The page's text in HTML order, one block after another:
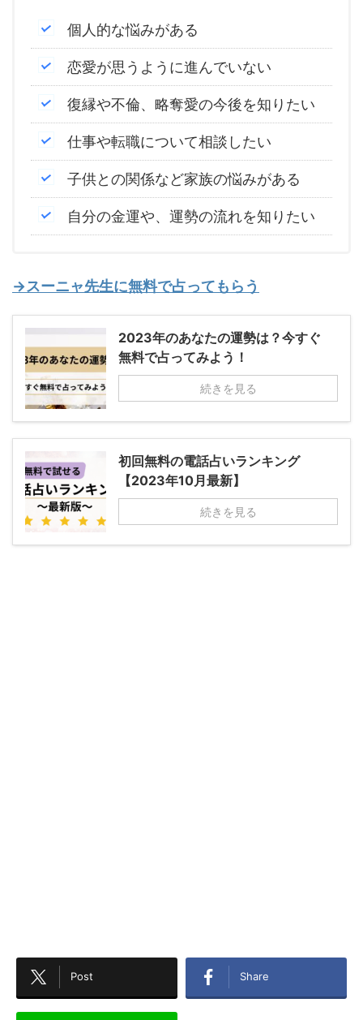
個人的な悩みがある
恋愛が思うように進んでいない
復縁や不倫、略奪愛の今後を知りたい
仕事や転職について相談したい
子供との関係など家族の悩みがある
自分の金運や、運勢の流れを知りたい
→スーニャ先生に無料で占ってもらう
2023年のあなたの運勢は？今すぐ
無料で占ってみよう！
続きを見る
初回無料の電話占いランキング
【2023年10月最新】
続きを見る
Post Share